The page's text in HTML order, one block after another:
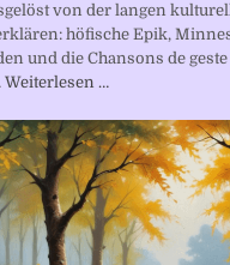
von der langen
höfische Epik,
und die Chansons de
Weiterlesen …